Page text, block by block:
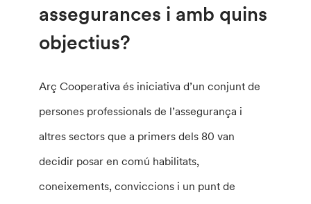
assegurances i amb quins
objectius?
Arç Cooperativa és iniciativa d’un conjunt de
persones professionals de l’assegurança i
altres sectors que a primers dels 80 van
decidir posar en comú habilitats,
coneixements, conviccions i un punt de